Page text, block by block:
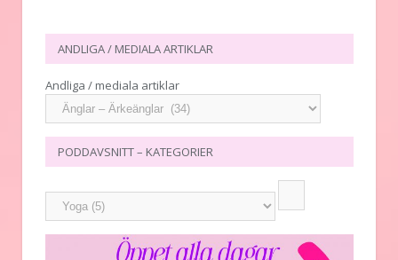
ANDLIGA / MEDIALA ARTIKLAR
Andliga / mediala artiklar
PODDAVSNITT – KATEGORIER